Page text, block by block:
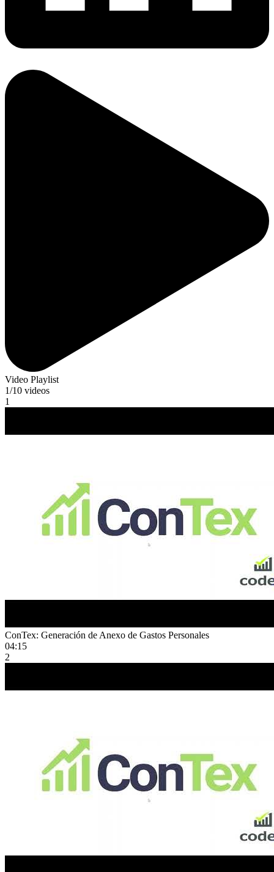
Video Playlist
1/10 videos
1
ConTex: Generación de Anexo de Gastos Personales
04:15
2